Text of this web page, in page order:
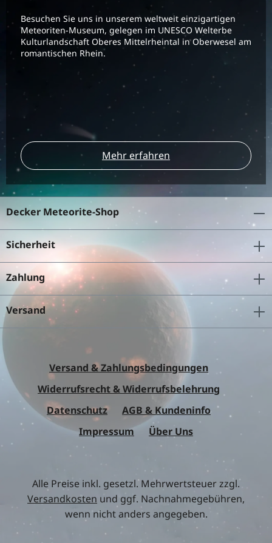
Besuchen Sie uns in unserem weltweit einzigartigen
Meteoriten-Museum, gelegen im UNESCO Welterbe
Kulturlandschaft Oberes Mittelrheintal in Oberwesel am
romantischen Rhein.
Mehr erfahren
Decker Meteorite-Shop
Sicherheit
Zahlung
Versand
Versand & Zahlungsbedingungen
Widerrufsrecht & Widerrufsbelehrung
Datenschutz
AGB & Kundeninfo
Impressum
Über Uns
Alle Preise inkl. gesetzl. Mehrwertsteuer zzgl.
Versandkosten und ggf. Nachnahmegebühren,
wenn nicht anders angegeben.